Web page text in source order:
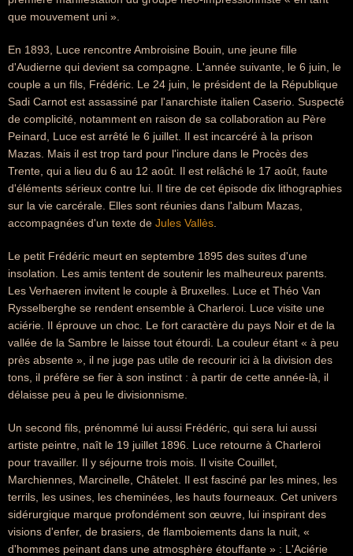
que mouvement uni ».
En 1893, Luce rencontre Ambroisine Bouin, une jeune fille
d'Audierne qui devient sa compagne. L'année suivante, le 6 juin, le
couple a un fils, Frédéric. Le 24 juin, le président de la République
Sadi Carnot est assassiné par l'anarchiste italien Caserio. Suspecté
de complicité, notamment en raison de sa collaboration au Père
Peinard, Luce est arrêté le 6 juillet. Il est incarcéré à la prison
Mazas. Mais il est trop tard pour l'inclure dans le Procès des
Trente, qui a lieu du 6 au 12 août. Il est relâché le 17 août, faute
d'éléments sérieux contre lui. Il tire de cet épisode dix lithographies
sur la vie carcérale. Elles sont réunies dans l'album Mazas,
accompagnées d'un texte de Jules Vallès
Le petit Frédéric meurt en septembre 1895 des suites d'une
insolation. Les amis tentent de soutenir les malheureux parents.
Les Verhaeren invitent le couple à Bruxelles. Luce et Théo Van
Rysselberghe se rendent ensemble à Charleroi. Luce visite une
aciérie. Il éprouve un choc. Le fort caractère du pays Noir et de la
vallée de la Sambre le laisse tout étourdi. La couleur étant « à peu
près absente », il ne juge pas utile de recourir ici à la division des
tons, il préfère se fier à son instinct : à partir de cette année-là, il
délaisse peu à peu le divisionnisme.
Un second fils, prénommé lui aussi Frédéric, qui sera lui aussi
artiste peintre, naît le 19 juillet 1896. Luce retourne à Charleroi
pour travailler. Il y séjourne trois mois. Il visite Couillet,
Marchiennes, Marcinelle, Châtelet. Il est fasciné par les mines, les
terrils, les usines, les cheminées, les hauts fourneaux. Cet univers
sidérurgique marque profondément son œuvre, lui inspirant des
visions d'enfer, de brasiers, de flamboiements dans la nuit, «
d'hommes peinant dans une atmosphère étouffante » : L'Aciérie